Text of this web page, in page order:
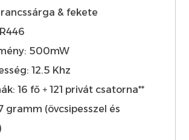
& fekete
500mW
12.5 Khz
16 fő + 121 privát csatorna**
gramm (övcsipesszel és